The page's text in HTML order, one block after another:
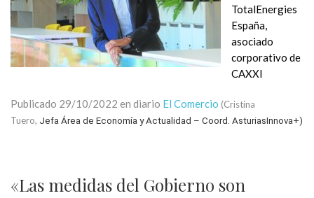
TotalEnergies
España,
asociado
corporativo de
CAXXI
Publicado 29/10/2022 en diario El Comercio (Cristina
Tuero, Jefa Área de Economía y Actualidad – Coord. AsturiasInnova+)
«Las medidas del Gobierno son